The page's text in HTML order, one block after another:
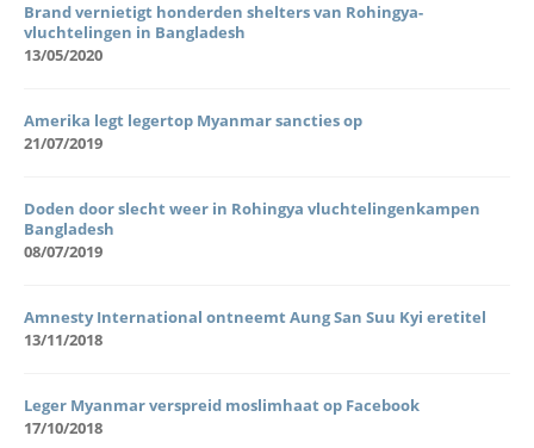
Brand vernietigt honderden shelters van Rohingya-
vluchtelingen in Bangladesh
13/05/2020
Amerika legt legertop Myanmar sancties op
21/07/2019
Doden door slecht weer in Rohingya vluchtelingenkampen
Bangladesh
08/07/2019
Amnesty International ontneemt Aung San Suu Kyi eretitel
13/11/2018
Leger Myanmar verspreid moslimhaat op Facebook
17/10/2018